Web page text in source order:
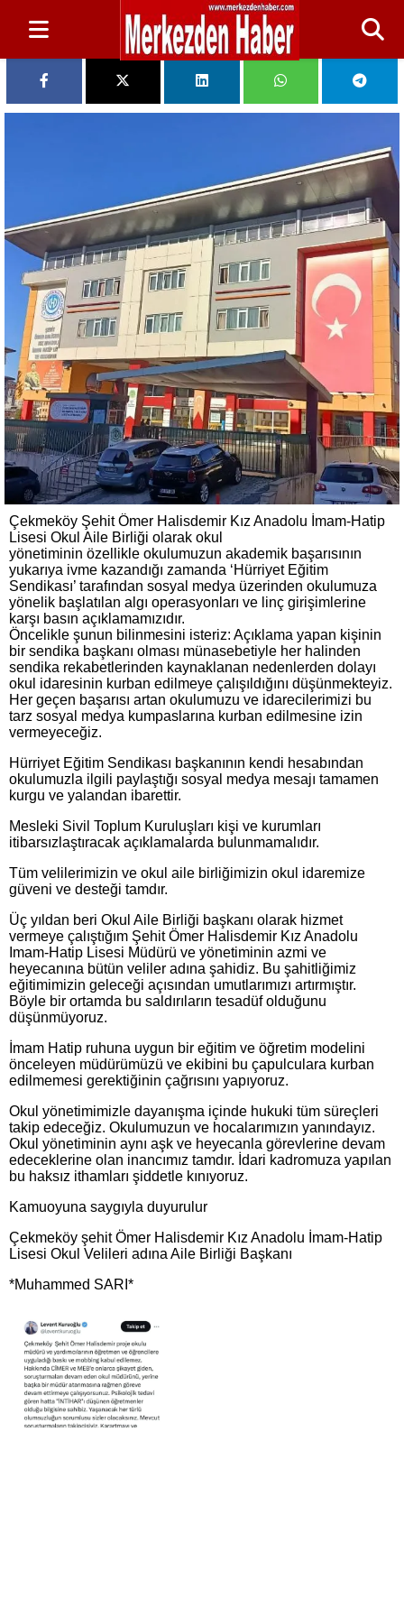
Çekmeköy Şehit Ömer Halisdemir Kız Anadolu İmam-Hatip
Lisesi Okul Aile Birliği olarak okul
yönetiminin özellikle okulumuzun akademik başarısının
yukarıya ivme kazandığı zamanda ‘Hürriyet Eğitim
Sendikası’ tarafından sosyal medya üzerinden okulumuza
yönelik başlatılan algı operasyonları ve linç girişimlerine
karşı basın açıklamamızıdır.
Öncelikle şunun bilinmesini isteriz: Açıklama yapan kişinin
bir sendika başkanı olması münasebetiyle her halinden
sendika rekabetlerinden kaynaklanan nedenlerden dolayı
okul idaresinin kurban edilmeye çalışıldığını düşünmekteyiz.
Her geçen başarısı artan okulumuzu ve idarecilerimizi bu
tarz sosyal medya kumpaslarına kurban edilmesine izin
vermeyeceğiz.
Hürriyet Eğitim Sendikası başkanının kendi hesabından
okulumuzla ilgili paylaştığı sosyal medya mesajı tamamen
kurgu ve yalandan ibarettir.
Mesleki Sivil Toplum Kuruluşları kişi ve kurumları
itibarsızlaştıracak açıklamalarda bulunmamalıdır.
Tüm velilerimizin ve okul aile birliğimizin okul idaremize
güveni ve desteği tamdır.
Üç yıldan beri Okul Aile Birliği başkanı olarak hizmet
vermeye çalıştığım Şehit Ömer Halisdemir Kız Anadolu
Imam-Hatip Lisesi Müdürü ve yönetiminin azmi ve
heyecanına bütün veliler adına şahidiz. Bu şahitliğimiz
eğitimimizin geleceği açısından umutlarımızı artırmıştır.
Böyle bir ortamda bu saldırıların tesadüf olduğunu
düşünmüyoruz.
İmam Hatip ruhuna uygun bir eğitim ve öğretim modelini
önceleyen müdürümüzü ve ekibini bu çapulculara kurban
edilmemesi gerektiğinin çağrısını yapıyoruz.
Okul yönetimimizle dayanışma içinde hukuki tüm süreçleri
takip edeceğiz. Okulumuzun ve hocalarımızın yanındayız.
Okul yönetiminin aynı aşk ve heyecanla görevlerine devam
edeceklerine olan inancımız tamdır. İdari kadromuza yapılan
bu haksız ithamları şiddetle kınıyoruz.
Kamuoyuna saygıyla duyurulur
Çekmeköy şehit Ömer Halisdemir Kız Anadolu İmam-Hatip
Lisesi Okul Velileri adına Aile Birliği Başkanı
*Muhammed SARI*